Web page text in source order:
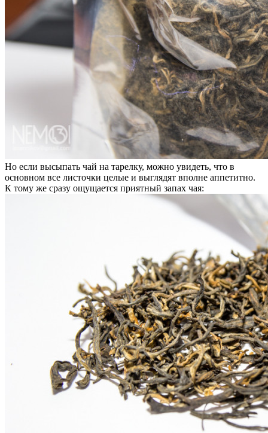
Но если высыпать чай на тарелку, можно увидеть, что в
основном все листочки целые и выглядят вполне аппетитно.
К тому же сразу ощущается приятный запах чая: